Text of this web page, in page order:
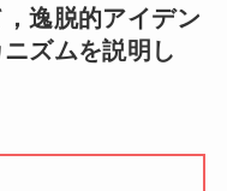
逸脱的アイデン
ズムを説明し